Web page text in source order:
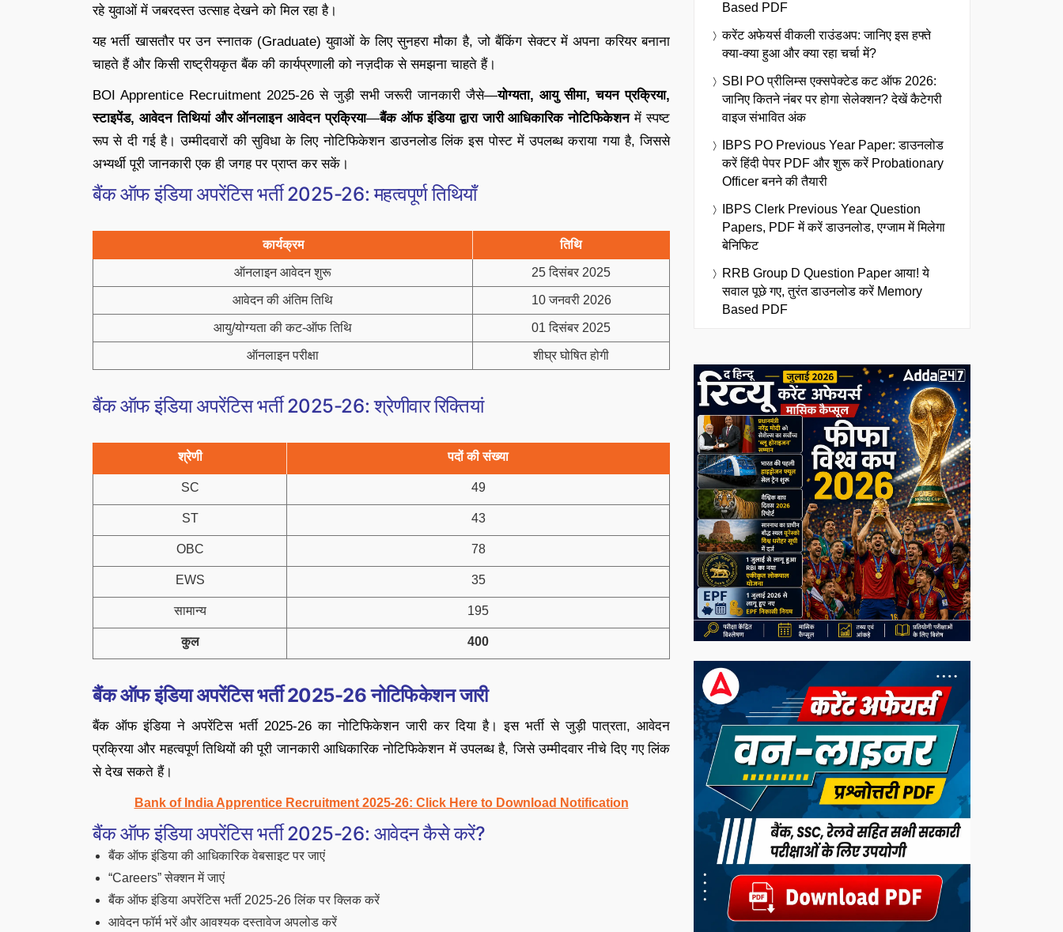
रहे युवाओं में जबरदस्त उत्साह देखने को मिल रहा है।
यह भर्ती खासतौर पर उन स्नातक (Graduate) युवाओं के लिए सुनहरा मौका है, जो बैंकिंग सेक्टर में अपना करियर बनाना
चाहते हैं और किसी राष्ट्रीयकृत बैंक की कार्यप्रणाली को नज़दीक से समझना चाहते हैं।
BOI Apprentice Recruitment 2025-26 से जुड़ी सभी जरूरी जानकारी जैसे—योग्यता, आयु सीमा, चयन प्रक्रिया,
स्टाइपेंड, आवेदन तिथियां और ऑनलाइन आवेदन प्रक्रिया—बैंक ऑफ इंडिया द्वारा जारी आधिकारिक नोटिफिकेशनमें स्पष्ट
रूप से दी गई है। उम्मीदवारों की सुविधा के लिए नोटिफिकेशन डाउनलोड लिंक इस पोस्ट में उपलब्ध कराया गया है, जिससे
अभ्यर्थी पूरी जानकारी एक ही जगह पर प्राप्त कर सकें।
बैंक ऑफ इंडिया अपरेंटिस भर्ती 2025-26: महत्वपूर्ण तिथियाँ
कार्यक्रम तिथि
ऑनलाइन आवेदन शुरू 25 दिसंबर 2025
आवेदन की अंतिम तिथि 10 जनवरी 2026
आयु/योग्यता की कट-ऑफ तिथि 01 दिसंबर 2025
ऑनलाइन परीक्षा शीघ्र घोषित होगी
बैंक ऑफ इंडिया अपरेंटिस भर्ती 2025-26: श्रेणीवार रिक्तियां
श्रेणी पदों की संख्या
SC 49
ST 43
OBC 78
EWS 35
सामान्य 195
कुल 400
बैंक ऑफ इंडिया अपरेंटिस भर्ती 2025-26 नोटिफिकेशन जारी
बैंक ऑफ इंडिया ने अपरेंटिस भर्ती 2025-26 का नोटिफिकेशन जारी कर दिया है। इस भर्ती से जुड़ी पात्रता, आवेदन
प्रक्रिया और महत्वपूर्ण तिथियों की पूरी जानकारी आधिकारिक नोटिफिकेशन में उपलब्ध है, जिसे उम्मीदवार नीचे दिए गए लिंक
से देख सकते हैं।
Bank of India Apprentice Recruitment 2025-26: Click Here to Download Notification
बैंक ऑफ इंडिया अपरेंटिस भर्ती 2025-26: आवेदन कैसे करें?
बैंक ऑफ इंडिया की आधिकारिक वेबसाइट पर जाएं
“Careers” सेक्शन में जाएं
बैंक ऑफ इंडिया अपरेंटिस भर्ती 2025-26 लिंक पर क्लिक करें
आवेदन फॉर्म भरें और आवश्यक दस्तावेज अपलोड करें
Based PDF
करेंट अफेयर्स वीकली राउंडअप: जानिए इस हफ्ते
क्या-क्या हुआ और क्या रहा चर्चा में?
SBI PO प्रीलिम्स एक्सपेक्टेड कट ऑफ 2026:
जानिए कितने नंबर पर होगा सेलेक्शन? देखें कैटेगरी
वाइज संभावित अंक
IBPS PO Previous Year Paper: डाउनलोड
करें हिंदी पेपर PDF और शुरू करें Probationary
Officer बनने की तैयारी
IBPS Clerk Previous Year Question
Papers, PDF में करें डाउनलोड, एग्जाम में मिलेगा
बेनिफिट
RRB Group D Question Paper आया! ये
सवाल पूछे गए, तुरंत डाउनलोड करें Memory
Based PDF